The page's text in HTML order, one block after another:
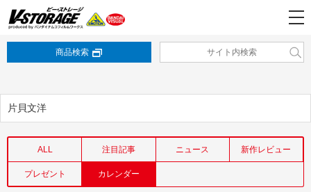
商品検索
片貝文洋
ALL 注目記事 ニュース 新作レビュー
プレゼント カレンダー